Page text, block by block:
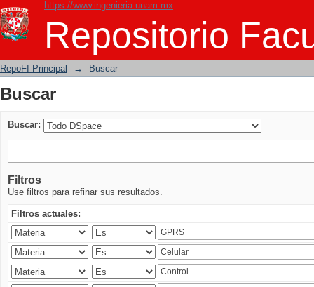
https://www.ingenieria.unam.mx
Repositorio
Buscar
RepoFI Principal → Buscar
Buscar
Buscar:
Filtros
Use filtros para refinar sus resultados.
Filtros actuales: